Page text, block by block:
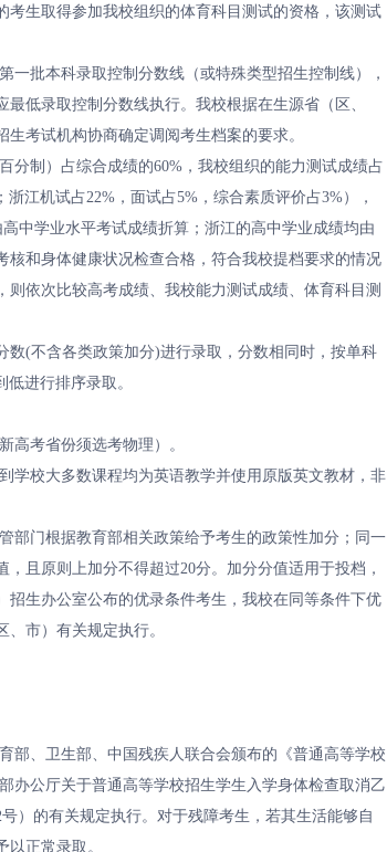
生取得参加我校组织的体育科目测试的资格，该测试
一批本科录取控制分数线（或特殊类型招生控制线），
低录取控制分数线执行。我校根据在生源省（区、
考试机构协商确定调阅考生档案的要求。
分制）占综合成绩的60%，我校组织的能力测试成绩占
江机试占22%，面试占5%，综合素质评价占3%），
中学业水平考试成绩折算；浙江的高中学业成绩均由
和身体健康状况检查合格，符合我校提档要求的情况
依次比较高考成绩、我校能力测试成绩、体育科目测
数(不含各类政策加分)进行录取，分数相同时，按单科
进行排序录取。
高考省份须选考物理）。
学校大多数课程均为英语教学并使用原版英文教材，非
部门根据教育部相关政策给予考生的政策性加分；同一
且原则上加分不得超过20分。加分分值适用于投档，
生办公室公布的优录条件考生，我校在同等条件下优
市）有关规定执行。
部、卫生部、中国残疾人联合会颁布的《普通高等学校
办公厅关于普通高等学校招生学生入学身体检查取消乙
）的有关规定执行。对于残障考生，若其生活能够自
正常录取。